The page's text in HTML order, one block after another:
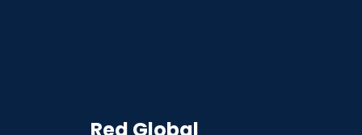
Red Global